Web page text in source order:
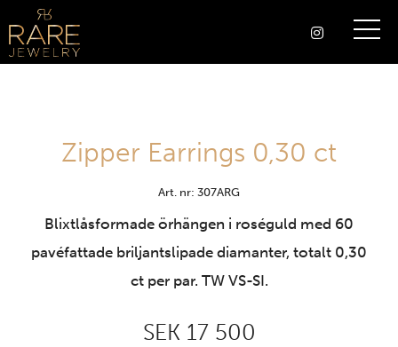
Zipper Earrings 0,30 ct
Art. nr: 307ARG
Blixtlåsformade örhängen i roséguld med 60
pavéfattade briljantslipade diamanter, totalt 0,30
ct per par. TW VS-SI.
SEK 17 500